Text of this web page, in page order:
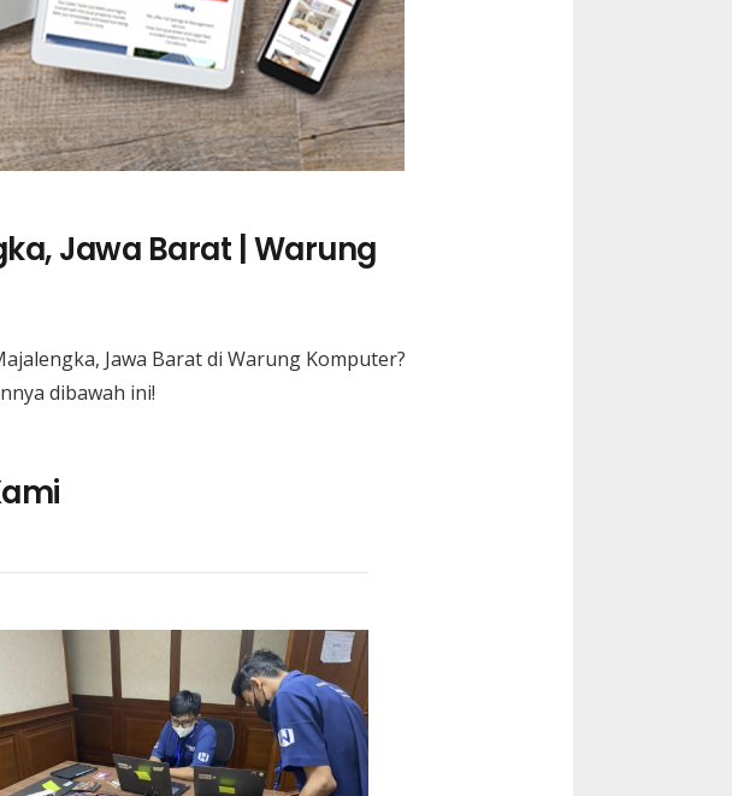
Jawa Barat | Warung
Jawa Barat di Warung Komputer?
dibawah ini!